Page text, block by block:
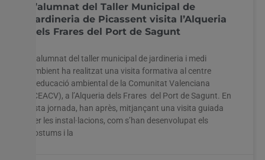
L’alumnat del Taller Municipal de
Jardineria de Picassent visita l’Alqueria
dels Frares del Port de Sagunt
L’alumnat del taller municipal de jardineria i medi
ambient ha realitzat una visita formativa al centre
d’educació ambiental de la Comunitat Valenciana
(CEACV), a l’Alqueria dels Frares del Port de Sagunt. En
esta jornada, han après, mitjançant una visita guiada
per les instal·lacions, com s’han desenvolupat els
costums i la